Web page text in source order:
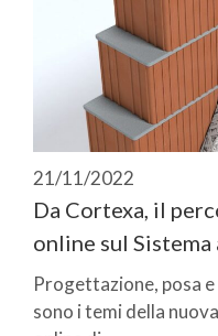
21/11/2022
Da Cortexa, il
online sul
Progettazione, posa
sono i temi della